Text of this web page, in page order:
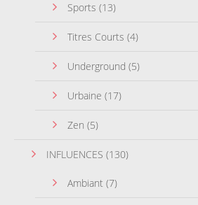
Sports (13)
Titres Courts (4)
Underground (5)
Urbaine (17)
Zen (5)
INFLUENCES (130)
Ambiant (7)